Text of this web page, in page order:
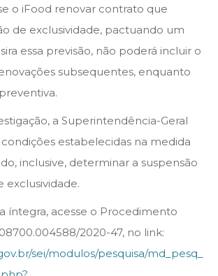
o iFood renovar contrato que
de exclusividade, pactuando um
essa previsão, não poderá incluir o
subsequentes, enquanto
a Superintendência-Geral
estabelecidas na medida
inclusive, determinar a suspensão
exclusividade.
íntegra, acesse o Procedimento
2020-47, no link:
sei/modulos/pesquisa/md_pesq_